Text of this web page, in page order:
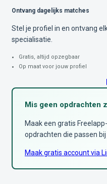
Ontvang dagelijks matches
Stel je profiel in en ontvang
specialisatie.
Gratis, altijd opzegbaar
Op maat voor jouw profiel
Mis geen opdrachten
Maak een gratis
opdrachten die passen
Maak gratis account via